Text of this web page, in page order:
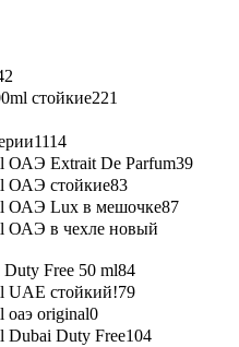
стойкие221
1114
ОАЭ Extrait De Parfum39
ОАЭ стойкие83
ОАЭ Lux в мешочке87
ОАЭ в чехле новый
Free 50 ml84
UAE стойкий!79
оаэ original0
Dubai Duty Free104